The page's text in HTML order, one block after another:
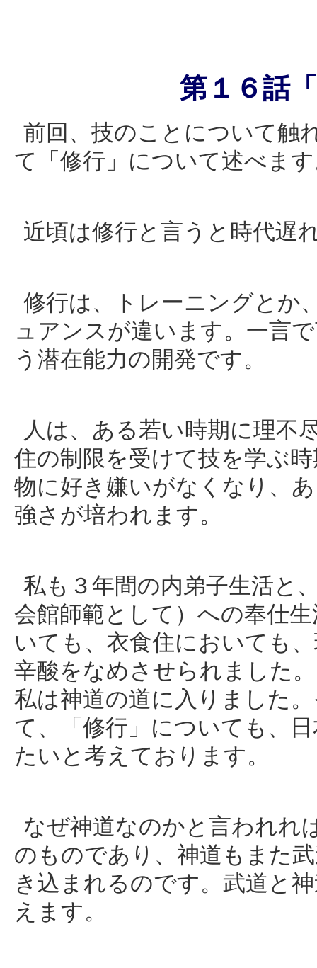
第１６話
前回、技のことについて触
て「修行」について述べま
近頃は修行と言うと時代遅
修行は、トレーニングとか
ュアンスが違います。一言
う潜在能力の開発です。
人は、ある若い時期に理不
住の制限を受けて技を学ぶ
物に好き嫌いがなくなり、
強さが培われます。
私も３年間の内弟子生活と
会館師範として）への奉仕
いても、衣食住においても
辛酸をなめさせられました
私は神道の道に入りました
て、「修行」についても、
たいと考えております。
なぜ神道なのかと言われれ
のものであり、神道もまた
き込まれるのです。武道と
えます。